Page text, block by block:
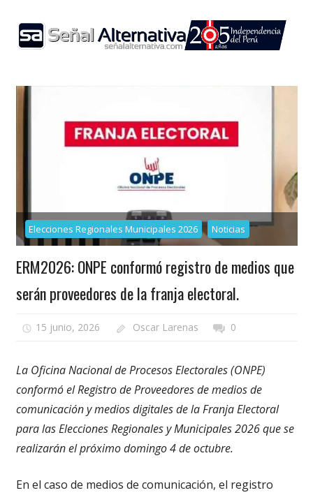
content
Elecciones Regionales Municipales 2026 Noticias
ERM2026: ONPE conformó registro de medios que
serán proveedores de la franja electoral.
15 junio, 2026 Oscar Larenas 0
La Oficina Nacional de Procesos Electorales (ONPE)
conformó el Registro de Proveedores de medios de
comunicación y medios digitales de la Franja Electoral
para las Elecciones Regionales y Municipales 2026 que se
realizarán el próximo domingo 4 de octubre.
En el caso de medios de comunicación, el registro